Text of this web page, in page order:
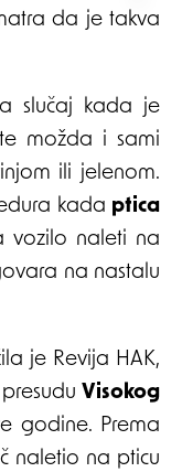
da je takva
slučaj kada je
možda i sami
ili jelenom.
kada ptica
vozilo naleti na
na nastalu
je Revija HAK,
Visokog
godine. Prema
naletio na pticu